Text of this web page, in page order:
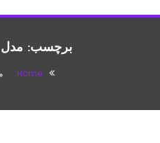
برچسب: مدل
Home